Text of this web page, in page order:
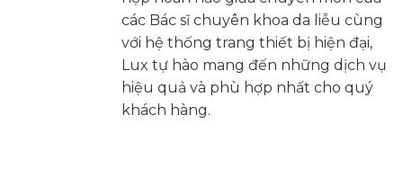
các Bác sĩ chuyên khoa da liễu cùng
với hệ thống trang thiết bị hiện đại,
Lux tự hào mang đến những dịch vụ
hiệu quả và phù hợp nhất cho quý
khách hàng.